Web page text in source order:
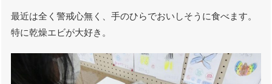
最近は全く警戒心無く、手のひらでおいしそうに食べます。
特に乾燥エビが大好き。